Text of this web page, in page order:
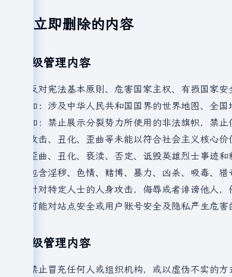
应立即删除的内容
一级管理内容
1.反对宪法基本原则、危害国家主权、有损国家
例如：涉及中华人民共和国国界的世界地图、全
例如：禁止展示分裂势力所使用的非法旗帜，禁
2.攻击、丑化、歪曲等未能以符合社会主义核心
3.歪曲、丑化、亵渎、否定、诋毁英雄烈士事迹
4.包含淫秽、色情、赌博、暴力、凶杀、吸毒、
5.针对特定人士的人身攻击，侮辱或者诽谤他人
6.可能对站点安全或用户账号安全及隐私产生危害
次级管理内容
1.禁止冒充任何人或组织机构，或以虚伪不实的